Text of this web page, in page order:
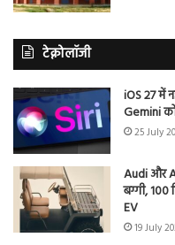
टेक्नोलॉजी
iOS 27 में
Gemini
25 July
Audi और
बग्गी,
EV
19 July